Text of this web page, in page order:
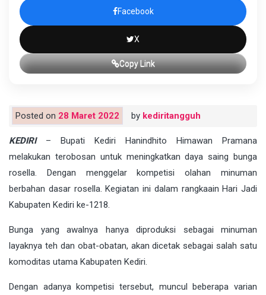
Facebook
X
Copy Link
Posted on 28 Maret 2022 by kediritangguh
KEDIRI– Bupati Kediri Hanindhito Himawan Pramana
melakukan terobosan untuk meningkatkan daya saing bunga
rosella. Dengan menggelar kompetisi olahan minuman
berbahan dasar rosella. Kegiatan ini dalam rangkaain Hari Jadi
Kabupaten Kediri ke-1218.
Bunga yang awalnya hanya diproduksi sebagai minuman
layaknya teh dan obat-obatan, akan dicetak sebagai salah satu
komoditas utama Kabupaten Kediri.
Dengan adanya kompetisi tersebut, muncul beberapa varian